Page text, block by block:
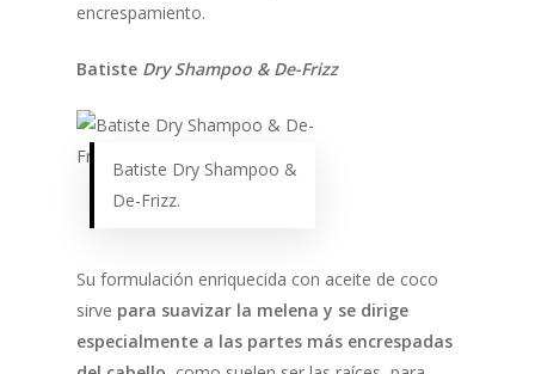
encrespamiento.
Batiste Dry Shampoo & De-Frizz
Batiste Dry Shampoo &
De-Frizz.
Su formulación enriquecida con aceite de coco
sirve para suavizar la melena y se dirige
especialmente a las partes más encrespadas